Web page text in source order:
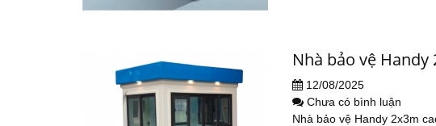
Nhà bảo vệ Handy
12/08/2025
Chưa có bình luận
Nhà bảo vệ Handy 2x3m